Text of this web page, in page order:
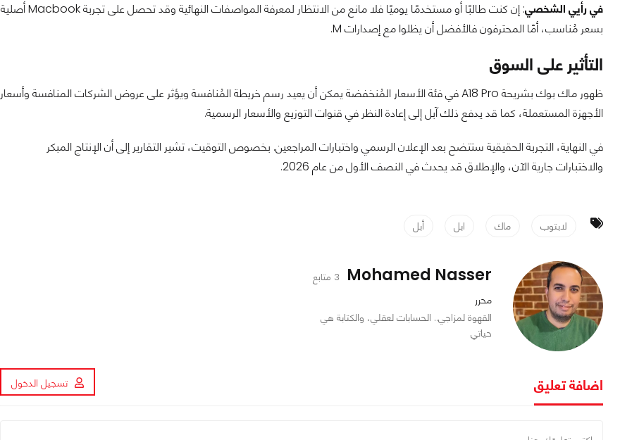
في رأيي الشخصي
: إن كنت طالبًا أو مستخدمًا يوميًا فلا مانع من الانتظار لمعرفة المواصفات النهائية وقد تحصل على تجربة Macbook أصلية
بسعر مُناسب، أمّا المحترفون فالأفضل أن يظلوا مع إصدارات M.
التأثير على السوق
ظهور ماك بوك بشريحة A18 Pro في فئة الأسعار المُنخفضة يمكن أن يعيد رسم خريطة المُنافسة ويؤثر على عروض الشركات المنافسة وأسعار
الأجهزة المستعملة، كما قد يدفع ذلك آبل إلى إعادة النظر في قنوات التوزيع والأسعار الرسمية.
في النهاية، التجربة الحقيقية ستتضح بعد الإعلان الرسمي واختبارات المراجعين. بخصوص التوقيت، تشير التقارير إلى أن الإنتاج المبكر
والاختبارات جارية الآن، والإطلاق قد يحدث في النصف الأول من عام 2026.
لابتوب ماك ابل أبل
Mohamed Nasser 3 متابع
محرر
القهوة لمزاجي.. الحسابات لعقلي، والكتابة هي
حياتي
اضافة تعليق تسجيل الدخول